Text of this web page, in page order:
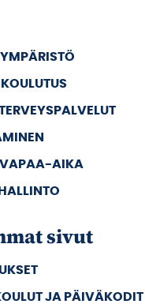
VAPAA-AIKA
sivut
JA PÄIVÄKODIT